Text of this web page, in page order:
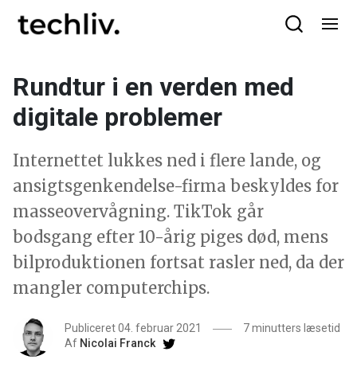
Rundtur i en verden med
digitale problemer
Internettet lukkes ned i flere lande, og
ansigtsgenkendelse-firma beskyldes for
masseovervågning. TikTok går
bodsgang efter 10-årig piges død, mens
bilproduktionen fortsat rasler ned, da der
mangler computerchips.
Publiceret 04. februar 2021
7 minutters læsetid
Af Nicolai Franck